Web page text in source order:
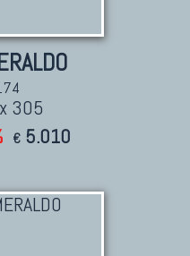
305
€ 5.010